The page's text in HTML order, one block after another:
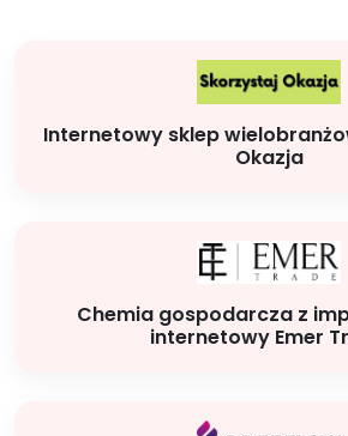
Internetowy sklep
Okazja
Chemia gospodarcza z
internetowy Emer